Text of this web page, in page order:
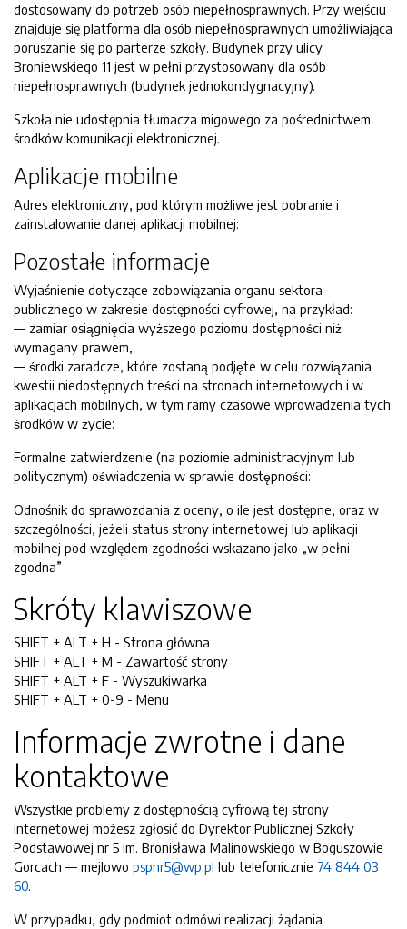
dostosowany do potrzeb osób niepełnosprawnych. Przy wejściu
znajduje się platforma dla osób niepełnosprawnych umożliwiająca
poruszanie się po parterze szkoły. Budynek przy ulicy
Broniewskiego 11 jest w pełni przystosowany dla osób
niepełnosprawnych (budynek jednokondygnacyjny).
Szkoła nie udostępnia tłumacza migowego za pośrednictwem
środków komunikacji elektronicznej.
Aplikacje mobilne
Adres elektroniczny, pod którym możliwe jest pobranie i
zainstalowanie danej aplikacji mobilnej:
Pozostałe informacje
Wyjaśnienie dotyczące zobowiązania organu sektora
publicznego w zakresie dostępności cyfrowej, na przykład:
— zamiar osiągnięcia wyższego poziomu dostępności niż
wymagany prawem,
— środki zaradcze, które zostaną podjęte w celu rozwiązania
kwestii niedostępnych treści na stronach internetowych i w
aplikacjach mobilnych, w tym ramy czasowe wprowadzenia tych
środków w życie:
Formalne zatwierdzenie (na poziomie administracyjnym lub
politycznym) oświadczenia w sprawie dostępności:
Odnośnik do sprawozdania z oceny, o ile jest dostępne, oraz w
szczególności, jeżeli status strony internetowej lub aplikacji
mobilnej pod względem zgodności wskazano jako „w pełni
zgodna”
Skróty klawiszowe
SHIFT + ALT + H - Strona główna
SHIFT + ALT + M - Zawartość strony
SHIFT + ALT + F - Wyszukiwarka
SHIFT + ALT + 0-9 - Menu
Informacje zwrotne i dane
kontaktowe
Wszystkie problemy z dostępnością cyfrową tej strony
internetowej możesz zgłosić do Dyrektor Publicznej Szkoły
Podstawowej nr 5 im. Bronisława Malinowskiego w Boguszowie
Gorcach — mejlowo pspnr5@wp.pl lub telefonicznie 74 844 03
60.
W przypadku, gdy podmiot odmówi realizacji żądania